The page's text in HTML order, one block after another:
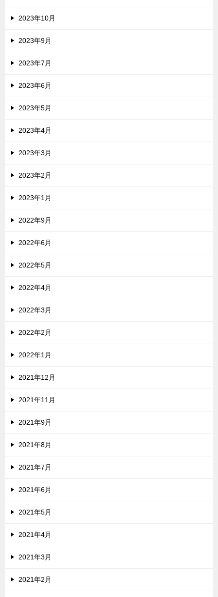
2023年10月
2023年9月
2023年7月
2023年6月
2023年5月
2023年4月
2023年3月
2023年2月
2023年1月
2022年9月
2022年6月
2022年5月
2022年4月
2022年3月
2022年2月
2022年1月
2021年12月
2021年11月
2021年9月
2021年8月
2021年7月
2021年6月
2021年5月
2021年4月
2021年3月
2021年2月